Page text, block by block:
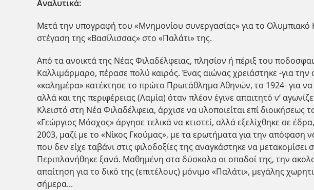
Αναλυτικά:
Μετά την υπογραφή του «Μνημονίου συνεργασίας» για το Ολυμπιακό
στέγαση της «Βασίλισσας» στο «Παλάτι» της.
Από τα ανοικτά της Νέας Φιλαδέλφειας, πλησίον ή πέριξ του
Καλλιμάρμαρο, πέρασε πολύ καιρός. Ένας αιώνας χρειάστηκε -για
«καλημέρα» κατέκτησε το πρώτο Πρωτάθλημα Αθηνών, το 1924- για
αλλά και της περιφέρειας (Λαμία) όταν πλέον έγινε απαιτητό ν’
Κλειστό στη Νέα Φιλαδέλφεια, άρχισε να υλοποιείται επί
«Γεώργιος Μόσχος» άργησε τελικά να κτιστεί, αλλά εξελίχθηκε σε
2003, μαζί με το «Νίκος Γκούμας», με τα ερωτήματα για την απόφαση
που δεν είχε ταβάνι στις φιλοδοξίες της αναγκάστηκε να
Περιπλανήθηκε ξανά. Μαθημένη στα δύσκολα οι οπαδοί της, την
απαίτηση για το δικό της (επιτέλους) μόνιμο «Παλάτι», μεγάλης
σήμερα...